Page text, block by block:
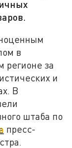
в
регионе за
и
В
штаба по
пресс-